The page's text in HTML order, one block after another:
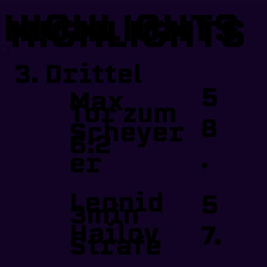
HIGHLIGHTS
HIGHLIGHTS
Tor zum
6:2
Max
Scheyer
er
5
8
.
3min
Strafe
Leonid
Hailov
5
7.
3. Drittel